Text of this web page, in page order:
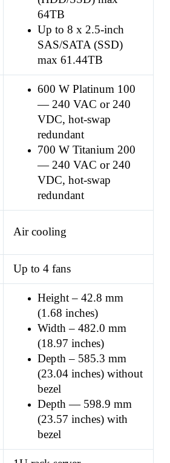
64TB
Up to 8 x 2.5-inch
SAS/SATA (SSD)
max 61.44TB
600 W Platinum 100
— 240 VAC or 240
VDC, hot-swap
redundant
700 W Titanium 200
— 240 VAC or 240
VDC, hot-swap
redundant
Air cooling
Up to 4 fans
Height – 42.8 mm
(1.68 inches)
Width – 482.0 mm
(18.97 inches)
Depth – 585.3 mm
(23.04 inches) without
bezel
Depth — 598.9 mm
(23.57 inches) with
bezel